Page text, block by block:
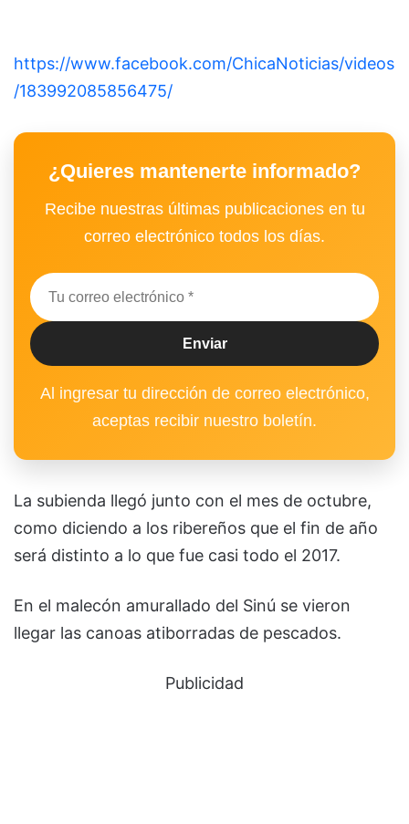
https://www.facebook.com/ChicaNoticias/videos
/183992085856475/
¿Quieres mantenerte informado?
Recibe nuestras últimas publicaciones en tu
correo electrónico todos los días.
Al ingresar tu dirección de correo electrónico,
aceptas recibir nuestro boletín.
La subienda llegó junto con el mes de octubre,
como diciendo a los ribereños que el fin de año
será distinto a lo que fue casi todo el 2017.
En el malecón amurallado del Sinú se vieron
llegar las canoas atiborradas de pescados.
Publicidad